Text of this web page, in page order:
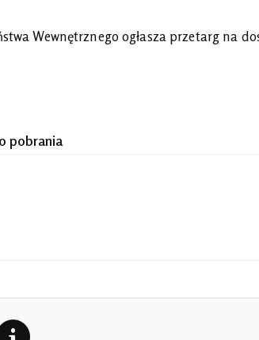
Wewnętrznego ogłasza przetarg na
pobrania